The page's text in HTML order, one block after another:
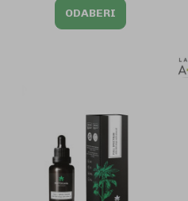
ODABERI